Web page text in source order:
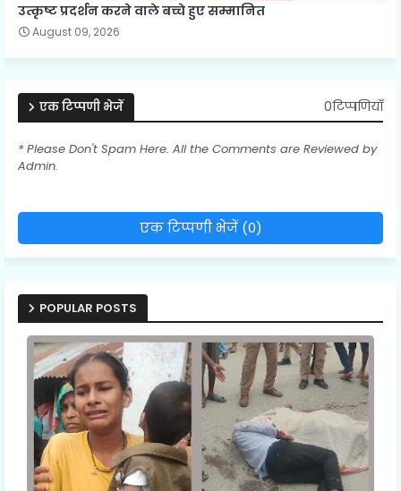
उत्कृष्ट प्रदर्शन करने वाले बच्चे हुए सम्मानित
August 09, 2026
एक टिप्पणी भेजें 0टिप्पणियाँ
* Please Don't Spam Here. All the Comments are Reviewed by
Admin.
एक टिप्पणी भेजें (0)
POPULAR POSTS